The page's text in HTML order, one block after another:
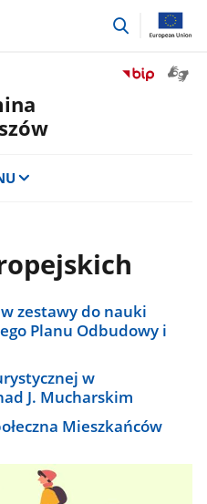
przejdź
Przejdź
w zestawy do nauki
Planu Odbudowy i
w
J. Mucharskim
Mieszkańców